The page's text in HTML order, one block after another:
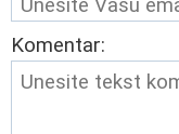
Komentar: